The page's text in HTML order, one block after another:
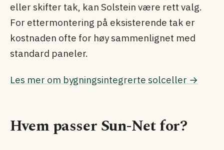
eller skifter tak, kan Solstein være rett valg.
For etter­montering på eksisterende tak er
kostnaden ofte for høy sammenlignet med
standard paneler.
Les mer om bygningsintegrerte solceller →
Hvem passer Sun-Net for?